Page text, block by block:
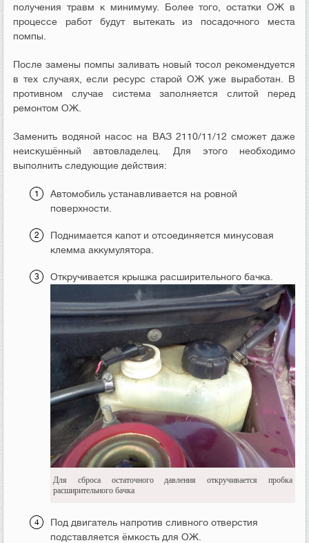
получения травм к минимуму. Более того, остатки ОЖ в
процессе работ будут вытекать из посадочного места
помпы.
После замены помпы заливать новый тосол рекомендуется
в тех случаях, если ресурс старой ОЖ уже выработан. В
противном случае система заполняется слитой перед
ремонтом ОЖ.
Заменить водяной насос на ВАЗ 2110/11/12 сможет даже
неискушённый автовладелец. Для этого необходимо
выполнить следующие действия:
Автомобиль устанавливается на ровной
поверхности.
Поднимается капот и отсоединяется минусовая
клемма аккумулятора.
Откручивается крышка расширительного бачка.
Для сброса остаточного давления откручивается пробка
расширительного бачка
Под двигатель напротив сливного отверстия
подставляется ёмкость для ОЖ.